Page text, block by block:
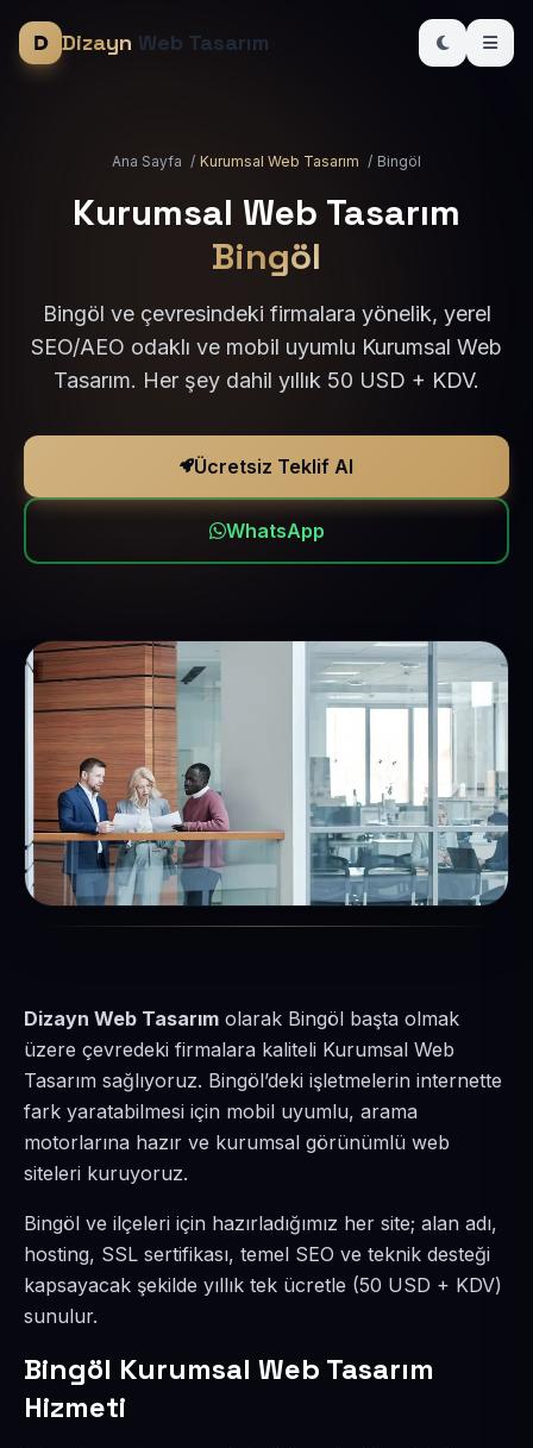
Dizayn Web Tasarım
Ana Sayfa / Kurumsal Web Tasarım / Bingöl
Kurumsal Web Tasarım
Bingöl
Bingöl ve çevresindeki firmalara yönelik, yerel
SEO/AEO odaklı ve mobil uyumlu Kurumsal Web
Tasarım. Her şey dahil yıllık 50 USD + KDV.
Ücretsiz Teklif Al
WhatsApp
Dizayn Web Tasarım olarak Bingöl başta olmak
üzere çevredeki firmalara kaliteli Kurumsal Web
Tasarım sağlıyoruz. Bingöl’deki işletmelerin internette
fark yaratabilmesi için mobil uyumlu, arama
motorlarına hazır ve kurumsal görünümlü web
siteleri kuruyoruz.
Bingöl ve ilçeleri için hazırladığımız her site; alan adı,
hosting, SSL sertifikası, temel SEO ve teknik desteği
kapsayacak şekilde yıllık tek ücretle (50 USD + KDV)
sunulur.
Bingöl Kurumsal Web Tasarım
Hizmeti